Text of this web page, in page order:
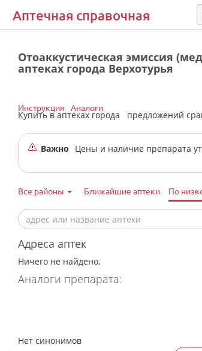
Аптечная справочная
Отоаккустическая эмиссия
аптеках города Верхотурья
Купить в аптеках города предложений
Инструкция Аналоги
Важно Цены и наличие препарата
Все районы Ближайшие аптеки По
Адреса аптек
Ничего не найдено.
Аналоги препарата:
Нет синонимов